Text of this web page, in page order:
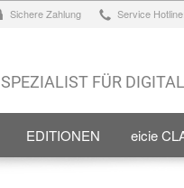
Sichere Zahlung Service
SPEZIALIST FÜR
EDITIONEN eicie